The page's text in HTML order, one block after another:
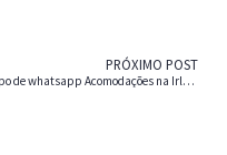
PRÓXIMO POST
Grupo de whatsapp Acomodações na Irlanda 2